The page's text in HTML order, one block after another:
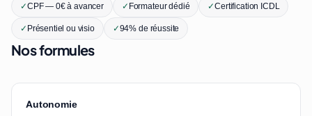
✓CPF — 0€ à avancer ✓Formateur dédié ✓Certification ICDL
✓Présentiel ou visio ✓94% de réussite
Nos formules
Autonomie